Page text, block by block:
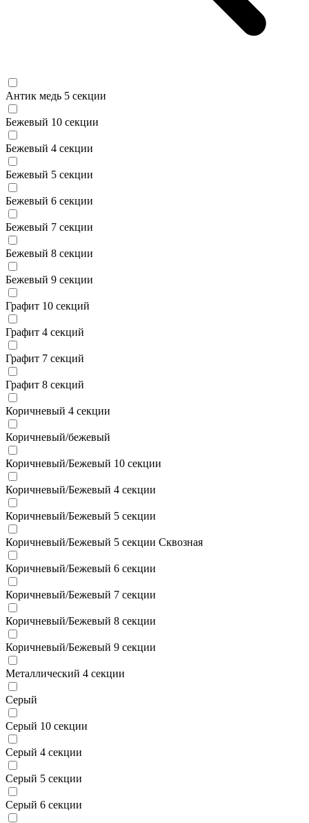
Антик медь 5 секции
Бежевый 10 секции
Бежевый 4 секции
Бежевый 5 секции
Бежевый 6 секции
Бежевый 7 секции
Бежевый 8 секции
Бежевый 9 секции
Графит 10 секций
Графит 4 секций
Графит 7 секций
Графит 8 секций
Коричневый 4 секции
Коричневый/бежевый
Коричневый/Бежевый 10 секции
Коричневый/Бежевый 4 секции
Коричневый/Бежевый 5 секции
Коричневый/Бежевый 5 секции Сквозная
Коричневый/Бежевый 6 секции
Коричневый/Бежевый 7 секции
Коричневый/Бежевый 8 секции
Коричневый/Бежевый 9 секции
Металлический 4 секции
Серый
Серый 10 секции
Серый 4 секции
Серый 5 секции
Серый 6 секции